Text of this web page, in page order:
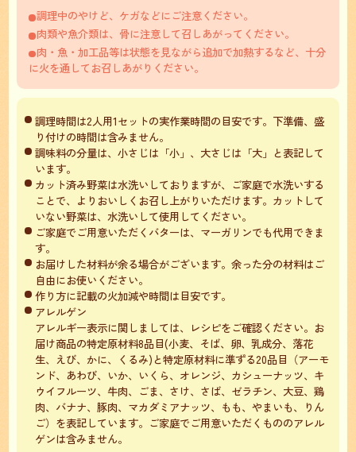
調理中のやけど、ケガなどにご注意ください。
肉類や魚介類は、骨に注意して召しあがってください。
肉・魚・加工品等は状態を見ながら追加で加熱するなど、十分
に火を通してお召しあがりください。
調理時間は2人用1セットの実作業時間の目安です。下準備、盛
り付けの時間は含みません。
調味料の分量は、小さじは「小」、大さじは「大」と表記して
います。
カット済み野菜は水洗いしておりますが、ご家庭で水洗いする
ことで、よりおいしくお召し上がりいただけます。カットして
いない野菜は、水洗いして使用してください。
ご家庭でご用意いただくバターは、マーガリンでも代用できま
す。
お届けした材料が余る場合がございます。余った分の材料はご
自由にお使いください。
作り方に記載の火加減や時間は目安です。
アレルゲン
アレルギー表示に関しましては、レシピをご確認ください。お
届け商品の特定原材料8品目(小麦、そば、卵、乳成分、落花
生、えび、かに、くるみ)と特定原材料に準ずる20品目（アーモ
ンド、あわび、いか、いくら、オレンジ、カシューナッツ、キ
ウイフルーツ、牛肉、ごま、さけ、さば、ゼラチン、大豆、鶏
肉、バナナ、豚肉、マカダミアナッツ、もも、やまいも、りん
ご）を表記しています。ご家庭でご用意いただくもののアレル
ゲンは含みません。